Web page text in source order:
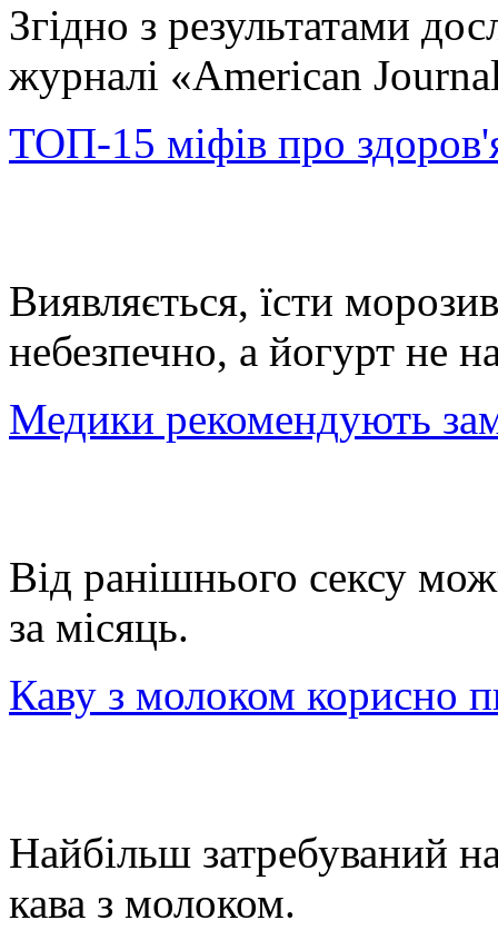
Згідно з результатами
журналі «American
ТОП-15 міфів про
Виявляється, їсти
небезпечно, а йогурт не
Медики рекомендують
Від ранішнього сексу
за місяць.
Каву з молоком корисно
Найбільш затребуваний
кава з молоком.